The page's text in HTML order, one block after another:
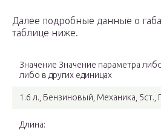
Далее подробные данные о
таблице ниже.
Значение Значение параметра
либо в других единицах
1.6 л., Бензиновый, Механика, 5ст.,
Длина: